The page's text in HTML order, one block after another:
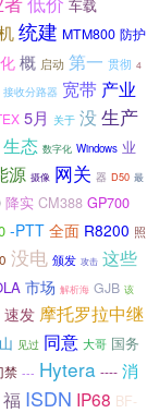
车载
统建 MTM800 防护
化 概 启动 第一 贯彻 4
接收分路器 宽带 产业
5月 关于 没生产
生态 数字化 Windows 业
源 摄像 网关 器 D50 最
降实 CM388 GP700
-PTT 全面 R8200 照
没电 颁发 攻击 这些
市场 解析海 GJB 该
速发 摩托罗拉中继
见过 同意 大哥 国务
禁 --- Hytera ---- 消
福 ISDN IP68 BF-